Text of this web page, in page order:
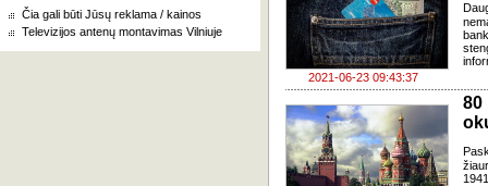
Čia gali būti Jūsų reklama / kainos
Televizijos antenų montavimas Vilniuje
2021-06-23 09:43:37